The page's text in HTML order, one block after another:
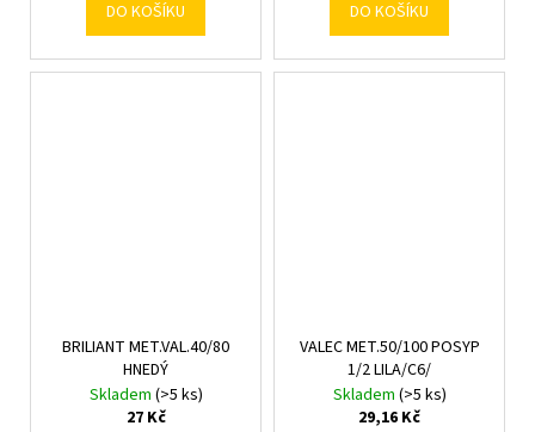
DO KOŠÍKU DO KOŠÍKU
BRILIANT MET.VAL.40/80
HNEDÝ
Skladem (>5 ks)
27 Kč
VALEC MET.50/100 POSYP
1/2 LILA/C6/
Skladem (>5 ks)
29,16 Kč